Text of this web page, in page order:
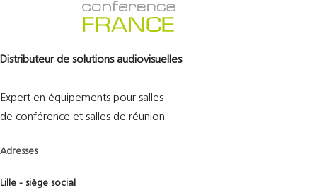
Distributeur de solutions audiovisuelles
Expert en équipements pour salles
de conférence et salles de réunion
Adresses
Lille - siège social